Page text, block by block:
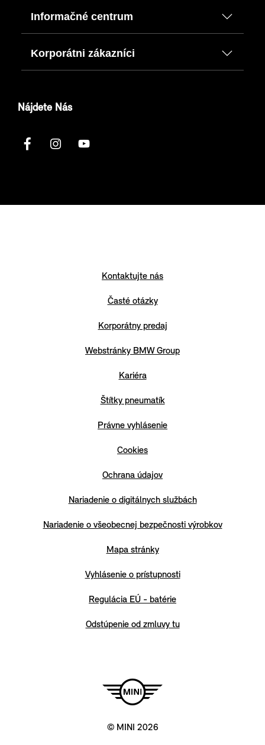
Informačné centrum
Korporátni zákazníci
Nájdete Nás
Kontaktujte nás
Časté otázky
Korporátny predaj
Webstránky BMW Group
Kariéra
Štítky pneumatík
Právne vyhlásenie
Cookies
Ochrana údajov
Nariadenie o digitálnych službách
Nariadenie o všeobecnej bezpečnosti výrobkov
Mapa stránky
Vyhlásenie o prístupnosti
Regulácia EÚ - batérie
Odstúpenie od zmluvy tu
© MINI 2026